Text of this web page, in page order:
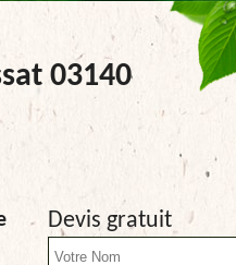
03140
Devis gratuit